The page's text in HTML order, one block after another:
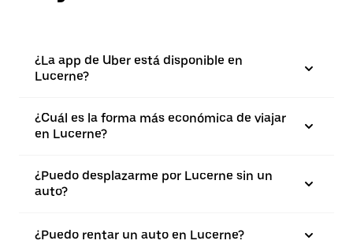
¿La app de Uber está disponible en
Lucerne?
¿Cuál es la forma más económica de viajar
en Lucerne?
¿Puedo desplazarme por Lucerne sin un
auto?
¿Puedo rentar un auto en Lucerne?